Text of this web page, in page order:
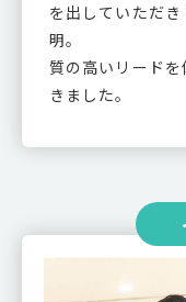
を出していただき
明。
質の高いリード
きました。